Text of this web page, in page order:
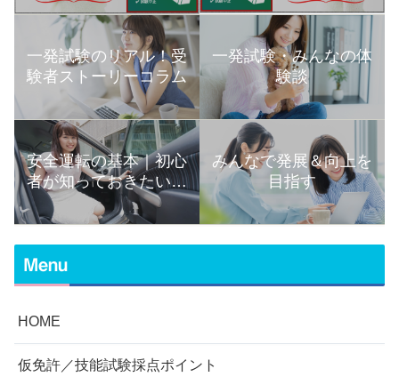
一発試験のリアル！受
験者ストーリーコラム
一発試験・みんなの体
験談
安全運転の基本｜初心
者が知っておきたい運
転の知識まとめ
みんなで発展＆向上を
目指す
Menu
HOME
仮免許／技能試験採点ポイント